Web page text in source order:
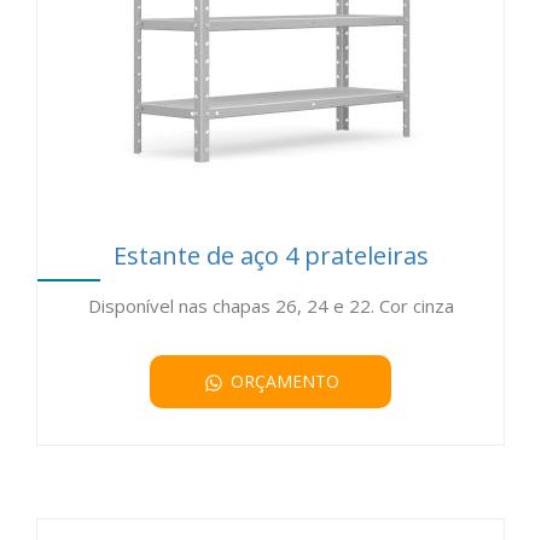
Estante de aço 4 prateleiras
Disponível nas chapas 26, 24 e 22. Cor cinza
ORÇAMENTO